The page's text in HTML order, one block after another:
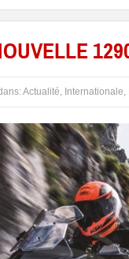
Actualité, Internationale,